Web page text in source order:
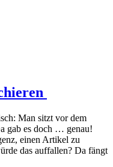
Man sitzt vor dem
gab es doch … genau!
einen Artikel zu
das auffallen? Da fängt